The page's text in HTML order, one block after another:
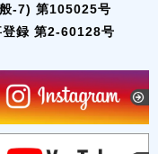
-7) 第105025号
登録 第2-60128号